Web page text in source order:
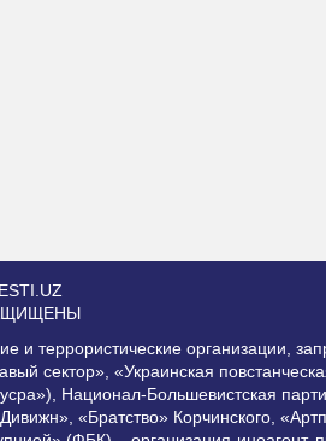
и террористические организации,
сектор», «Украинская
Национал-Большевистская
«Братство» Корчинского,